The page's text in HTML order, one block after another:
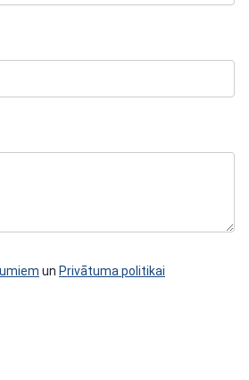
un Privātuma politikai